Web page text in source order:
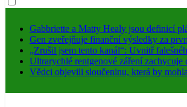
Gabbriette a Matty Healy jsou definicí
Gen zveřejňuje finanční výsledky za
„Zrušil jsem tento kanál“: Uvnitř
Ultrarychlé rentgenové záření
Vědci objevili sloučeninu, která by